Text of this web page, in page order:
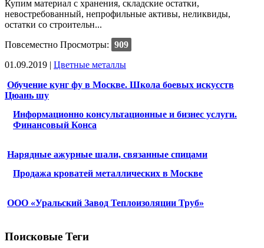
Купим материал с хранения, складские остатки,
невостребованный, непрофильные активы, неликвиды,
остатки со строительн...
Повсеместно Просмотры: 909
01.09.2019 | Цветные металлы
Обучение кунг фу в Москве. Школа боевых искусств
Цюань шу
Информационно консультационные и бизнес услуги.
Финансовый Конса
Нарядные ажурные шали, связанные спицами
Продажа кроватей металлических в Москве
ООО «Уральский Завод Теплоизоляции Труб»
Поисковые Теги